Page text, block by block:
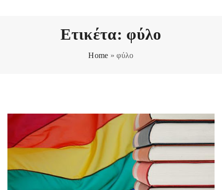
Ετικέτα: φύλο
Home »φύλο